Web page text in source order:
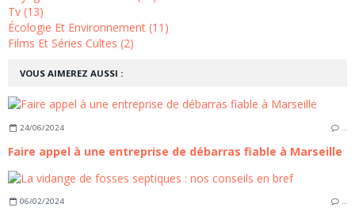
VOUS AIMEREZ AUSSI :
24/06/2024 …
Faire appel à une entreprise de débarras fiable à Marseille
06/02/2024 …
Tv (13)
Écologie Et Environnement (11)
Films Et Séries Cultes (2)